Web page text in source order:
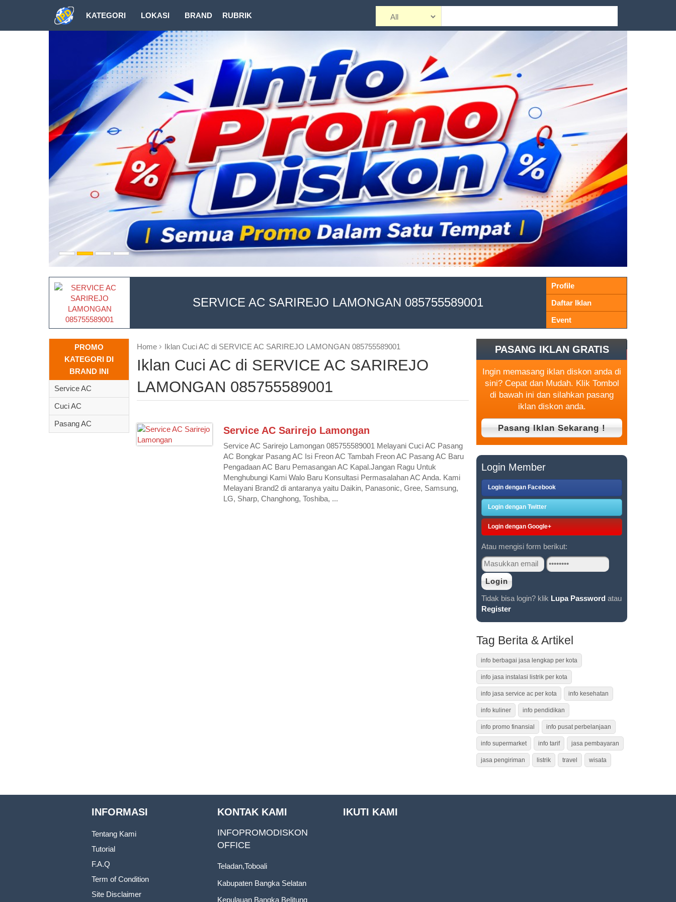
KATEGORI LOKASI BRAND RUBRIK
DOWNLOAD
SERVICE AC SARIREJO LAMONGAN 085755589001
Profile
Daftar Iklan
Event
PROMO
KATEGORI DI
BRAND INI
Service AC
Cuci AC
Pasang AC
Home Iklan Cuci AC di SERVICE AC SARIREJO LAMONGAN 085755589001
Iklan Cuci AC di SERVICE AC SARIREJO
LAMONGAN 085755589001
Service AC Sarirejo Lamongan
Service AC Sarirejo Lamongan 085755589001 Melayani Cuci AC Pasang
AC Bongkar Pasang AC Isi Freon AC Tambah Freon AC Pasang AC Baru
Pengadaan AC Baru Pemasangan AC Kapal.Jangan Ragu Untuk
Menghubungi Kami Walo Baru Konsultasi Permasalahan AC Anda. Kami
Melayani Brand2 di antaranya yaitu Daikin, Panasonic, Gree, Samsung,
LG, Sharp, Changhong, Toshiba, ...
PASANG IKLAN GRATIS
Ingin memasang iklan diskon anda di
sini? Cepat dan Mudah. Klik Tombol
di bawah ini dan silahkan pasang
iklan diskon anda.
Login Member
Login dengan Facebook
Login dengan Twitter
Login dengan Google+
Atau mengisi form berikut:
Tidak bisa login? klik Lupa Password atau
Register
Tag Berita & Artikel
info berbagai jasa lengkap per kota
info jasa instalasi listrik per kota
info jasa service ac per kota info kesehatan
info kuliner info pendidikan
info promo finansial info pusat perbelanjaan
info supermarket info tarif jasa pembayaran
jasa pengiriman listrik travel wisata
INFORMASI
Tentang Kami
Tutorial
F.A.Q
Term of Condition
Site Disclaimer
KONTAK KAMI
INFOPROMODISKON
OFFICE
Teladan,Toboali
Kabupaten Bangka Selatan
Kepulauan Bangka Belitung
IKUTI KAMI